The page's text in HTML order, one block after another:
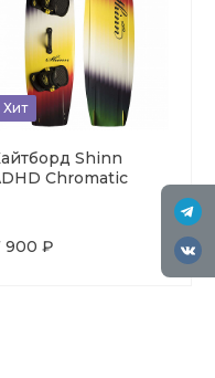
Хит
Shinn
Chromatic
900 ₽